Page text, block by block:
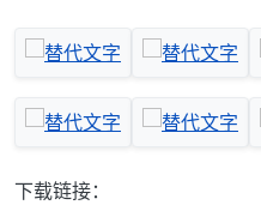
下载链接：